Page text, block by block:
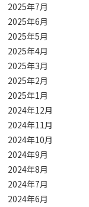
2025年7月
2025年6月
2025年5月
2025年4月
2025年3月
2025年2月
2025年1月
2024年12月
2024年11月
2024年10月
2024年9月
2024年8月
2024年7月
2024年6月